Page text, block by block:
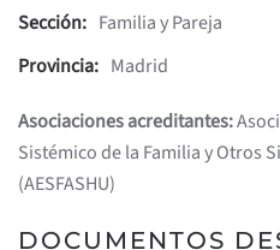
Sección: Familia y Pareja
Provincia: Madrid
Asociaciones acreditantes:
Sistémico de la Familia y Otros
(AESFASHU)
DOCUMENTOS